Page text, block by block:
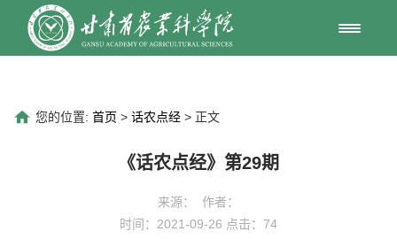
您的位置: 首页 > 话农点经 > 正文
《话农点经》第29期
来源： 作者：
时间：2021-09-26 点击： 74